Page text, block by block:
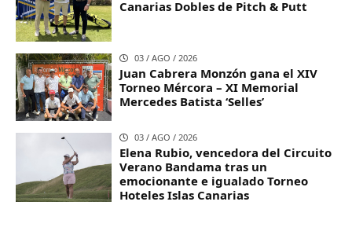
Canarias Dobles de Pitch & Putt
03 / AGO / 2026
Juan Cabrera Monzón gana el XIV
Torneo Mércora – XI Memorial
Mercedes Batista ‘Selles’
03 / AGO / 2026
Elena Rubio, vencedora del Circuito
Verano Bandama tras un
emocionante e igualado Torneo
Hoteles Islas Canarias